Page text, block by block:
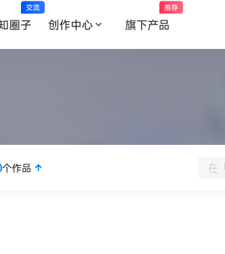
圈子
交流
创作中心 旗下产品
推荐
个作品